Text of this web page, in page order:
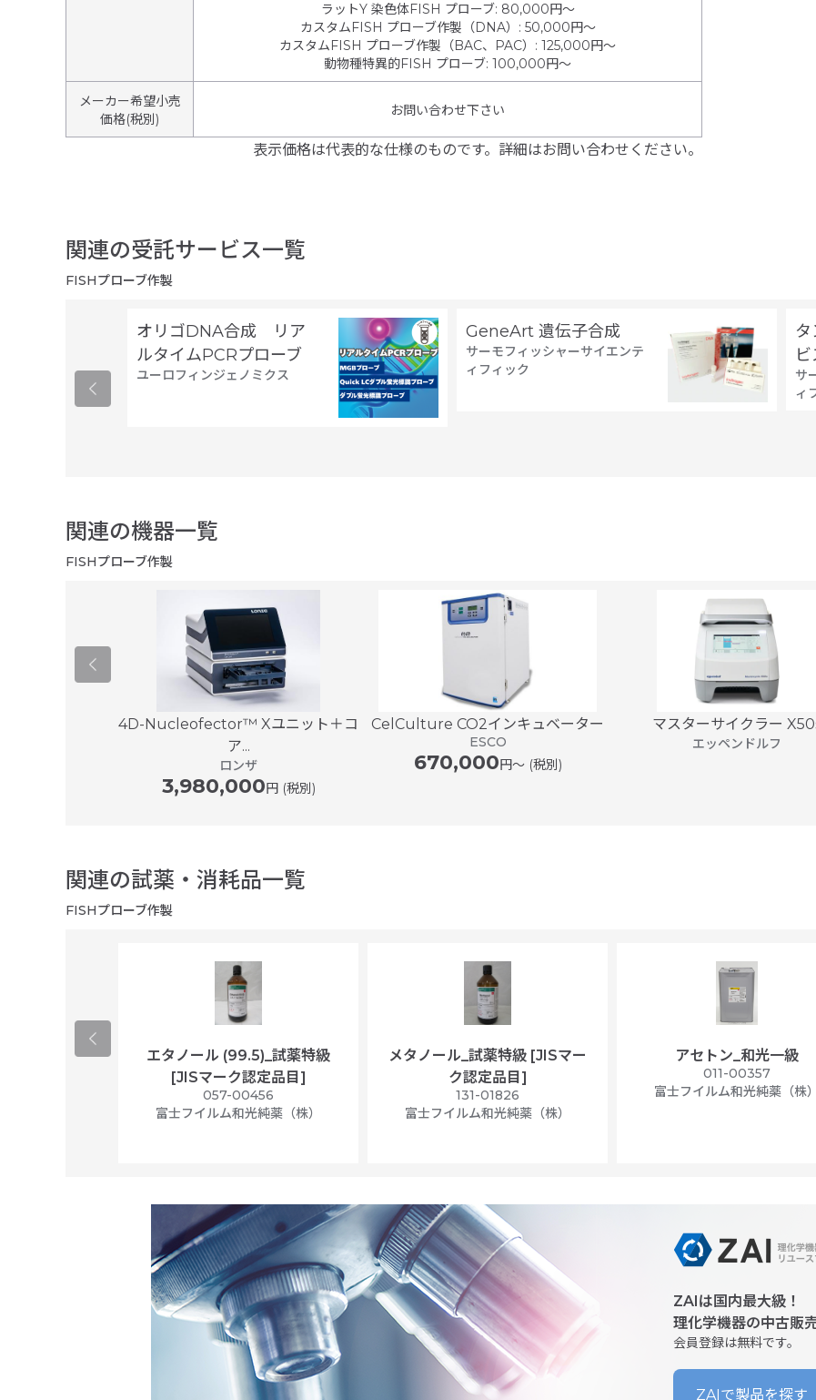
ラットY 染色体FISH プローブ: 80,000円～
カスタムFISH プローブ作製（DNA） : 50,000円～
カスタムFISH プローブ作製（BAC、PAC） : 125,000円～
動物種特異的FISH プローブ: 100,000円～
メーカー希望小売
価格(税別)
お問い合わせ下さい
表示価格は代表的な仕様のものです。詳細はお問い合わせください。
関連の受託サービス一覧
FISHプローブ作製
オリゴDNA合成 リア
ルタイムPCRプローブ
ユーロフィンジェノミクス
GeneArt 遺伝子合成
サーモフィッシャーサイエンテ
ィフィック
サ
ィ
関連の機器一覧
FISHプローブ作製
4D-Nucleofector™ Xユニット＋コ
ア...
ロンザ
3,980,000円 (税別)
CelCulture CO2インキュベーター
ESCO
670,000円〜 (税別)
マスターサイクラー
エッペンドルフ
関連の試薬・消耗品一覧
FISHプローブ作製
エタノール (99.5)_試薬特級
[JISマーク認定品目]
057-00456
富士フイルム和光純薬（株）
メタノール_試薬特級 [JISマー
ク認定品目]
131-01826
富士フイルム和光純薬（株）
アセトン_和光一級
011-00357
富士フイルム和光純薬（株）
ZAIは国内最大級！
理化学機器の中古販
会員登録は無料です。
ZAIで製品を探す